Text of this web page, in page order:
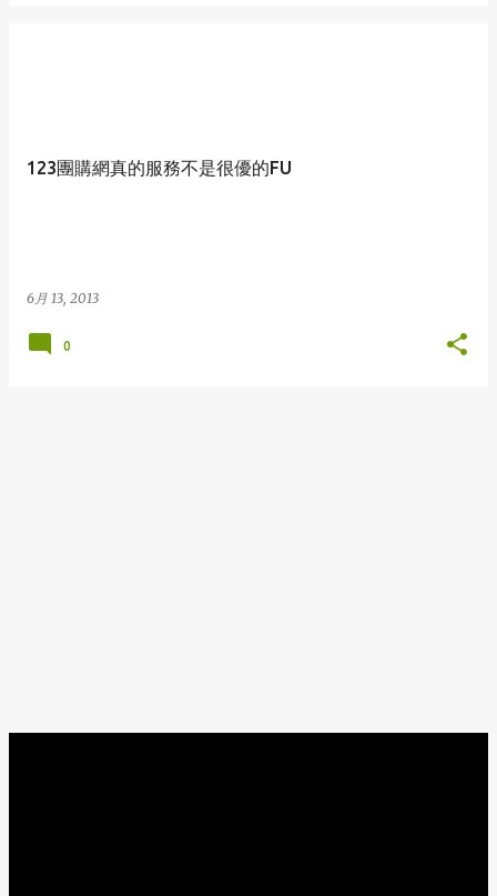
123團購網真的服務不是很優的FU
6月 13, 2013
0